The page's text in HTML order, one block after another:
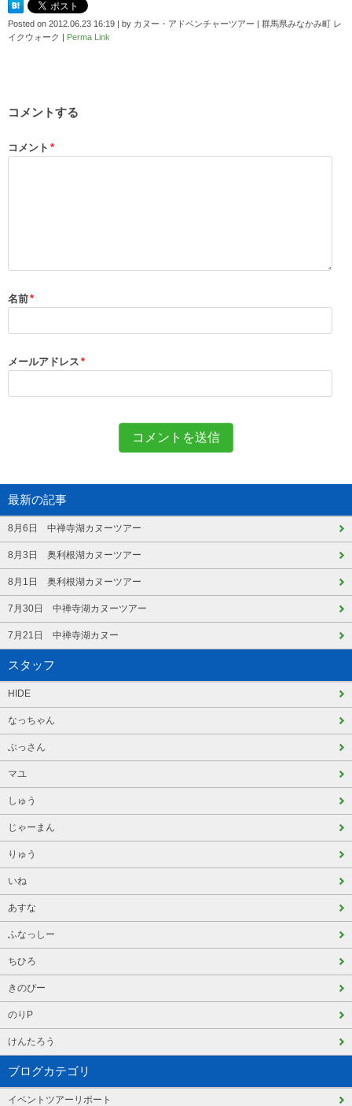
Posted on 2012.06.23 16:19 | by カヌー・アドベンチャーツアー | 群馬県みなかみ町 レ
イクウォーク | Perma Link
コメントする
コメント *
名前*
メールアドレス *
最新の記事
8月6日 中禅寺湖カヌーツアー
8月3日 奥利根湖カヌーツアー
8月1日 奥利根湖カヌーツアー
7月30日 中禅寺湖カヌーツアー
7月21日 中禅寺湖カヌー
スタッフ
HIDE
なっちゃん
ぶっさん
マユ
しゅう
じゃーまん
りゅう
いね
あすな
ふなっしー
ちひろ
きのぴー
のりP
けんたろう
ブログカテゴリ
イベントツアーリポート